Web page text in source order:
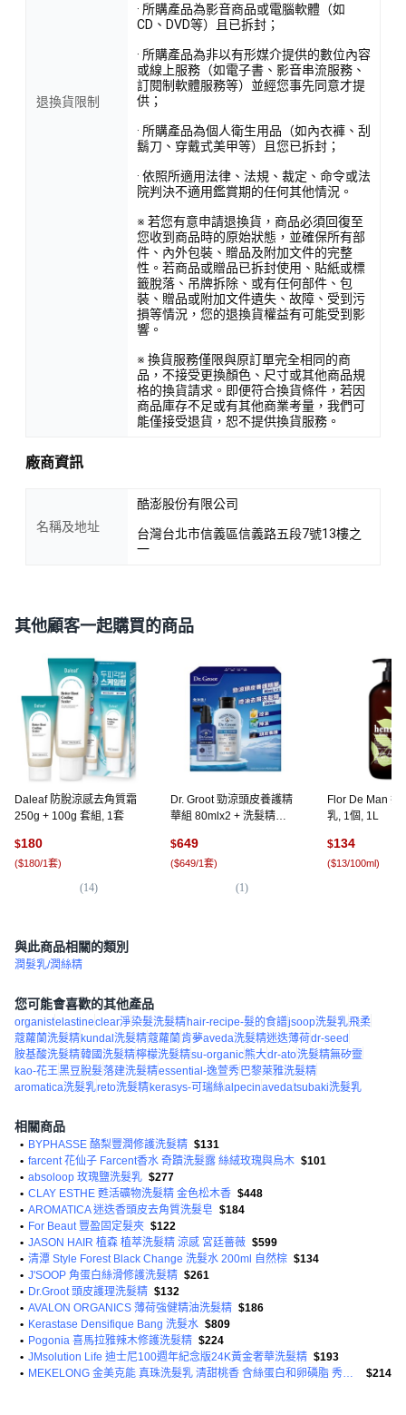
退換貨限制
· 所購產品為影音商品或電腦軟體（如
CD、DVD等）且已拆封；
· 所購產品為非以有形媒介提供的數位內容
或線上服務（如電子書、影音串流服務、
訂閱制軟體服務等）並經您事先同意才提
供；
· 所購產品為個人衛生用品（如內衣褲、刮
鬍刀、穿戴式美甲等）且您已拆封；
· 依照所適用法律、法規、裁定、命令或法
院判決不適用鑑賞期的任何其他情況。
※ 若您有意申請退換貨，商品必須回復至
您收到商品時的原始狀態，並確保所有部
件、內外包裝、贈品及附加文件的完整
性。若商品或贈品已拆封使用、貼紙或標
籤脫落、吊牌拆除、或有任何部件、包
裝、贈品或附加文件遺失、故障、受到污
損等情況，您的退換貨權益有可能受到影
響。
※ 換貨服務僅限與原訂單完全相同的商
品，不接受更換顏色、尺寸或其他商品規
格的換貨請求。即便符合換貨條件，若因
商品庫存不足或有其他商業考量，我們可
能僅接受退貨，恕不提供換貨服務。
廠商資訊
名稱及地址
酷澎股份有限公司
台灣台北市信義區信義路五段7號13樓之
一
其他顧客一起購買的商品
Daleaf 防脫涼感去角質霜
250g + 100g 套組, 1套
$180
($180/1套)
(14)
Dr. Groot 勁涼頭皮養護精
華組 80mlx2 + 洗髮精
$649
($649/1套)
(1)
Flor De Man 指
乳, 1個, 1L
$134
($13/100ml)
與此商品相關的類別
潤髮乳/潤絲精
您可能會喜歡的其他產品
organistelastineclear淨染髮洗髮精 hair-recipe-髮的食譜jsoop洗髮乳飛柔
蔻蘿蘭洗髮精 kundal洗髮精蔻蘿蘭肯夢aveda洗髮精迷迭薄荷dr-seed
胺基酸洗髮精韓國洗髮精檸檬洗髮精su-organic熊大dr-ato洗髮精無矽靈
kao-花王黑豆脫髮落建洗髮精essential-逸萱秀 巴黎萊雅洗髮精
aromatica洗髮乳reto洗髮精 kerasys-可瑞絲alpecinavedatsubaki洗髮乳
相關商品
• BYPHASSE 酪梨豐潤修護洗髮精 $131
• farcent 花仙子 Farcent香水 奇蹟洗髮露 絲絨玫瑰與烏木 $101
• absoloop 玫瑰鹽洗髮乳 $277
• CLAY ESTHE 甦活礦物洗髮精 金色松木香 $448
• AROMATICA 迷迭香頭皮去角質洗髮皂 $184
• For Beaut 豐盈固定髮夾 $122
• JASON HAIR 植森 植萃洗髮精 涼感 宮廷薔薇 $599
• 清潭 Style Forest Black Change 洗髮水 200ml 自然棕 $134
• J'SOOP 角蛋白絲滑修護洗髮精 $261
• Dr.Groot 頭皮護理洗髮精 $132
• AVALON ORGANICS 薄荷強健精油洗髮精 $186
• Kerastase Densifique Bang 洗髮水 $809
• Pogonia 喜馬拉雅辣木修護洗髮精 $224
• JMsolution Life 迪士尼100週年紀念版24K黃金奢華洗髮精 $193
•
MEKELONG 金美克能 真珠洗髮乳 清甜桃香 含絲蛋白和卵磷脂 秀髮柔順有光澤 $214